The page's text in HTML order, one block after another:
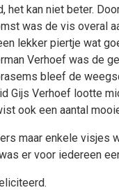
het kan niet beter.
was de vis overal
lekker piertje wat
Verhoef was de
bleef de
Gijs Verhoef lootte
ook een aantal
maar enkele visjes
er voor iedereen